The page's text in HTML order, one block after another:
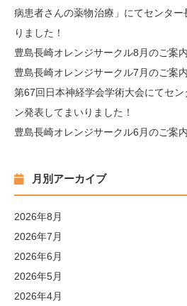
病患者さんの薬物治療」にてセンタ
りました！
豊島長崎オレンジサークル8月のご案内
豊島長崎オレンジサークル7月のご案内
第67回日本神経学会学術大会にてセ
ン発表してまいりました！
豊島長崎オレンジサークル6月のご案内
月別アーカイブ
2026年8月
2026年7月
2026年6月
2026年5月
2026年4月